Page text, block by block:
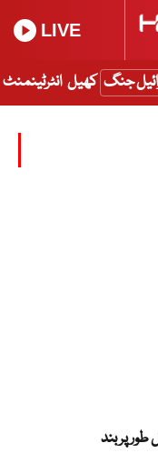
LIVE
جنگ کھیل انٹرٹینمنٹ
پر بند